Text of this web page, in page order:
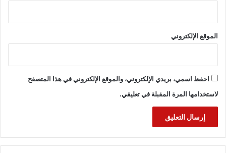
الموقع الإلكتروني
احفظ اسمي، بريدي الإلكتروني، والموقع الإلكتروني في هذا المتصفح
لاستخدامها المرة المقبلة في تعليقي.